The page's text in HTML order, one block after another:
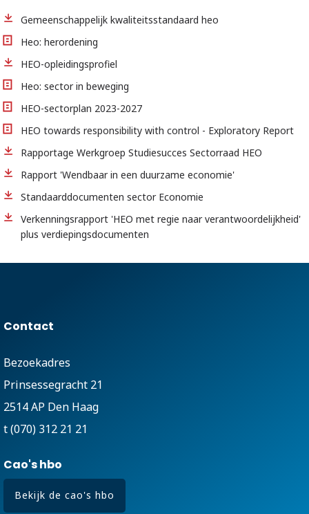
Gemeenschappelijk kwaliteitsstandaard heo
Heo: herordening
HEO-opleidingsprofiel
Heo: sector in beweging
HEO-sectorplan 2023-2027
HEO towards responsibility with control - Exploratory Report
Rapportage Werkgroep Studiesucces Sectorraad HEO
Rapport 'Wendbaar in een duurzame economie'
Standaarddocumenten sector Economie
Verkenningsrapport 'HEO met regie naar verantwoordelijkheid'
plus verdiepingsdocumenten
Contact
Bezoekadres
Prinsessegracht 21
2514 AP Den Haag
t (070) 312 21 21
Cao's hbo
Bekijk de cao's hbo